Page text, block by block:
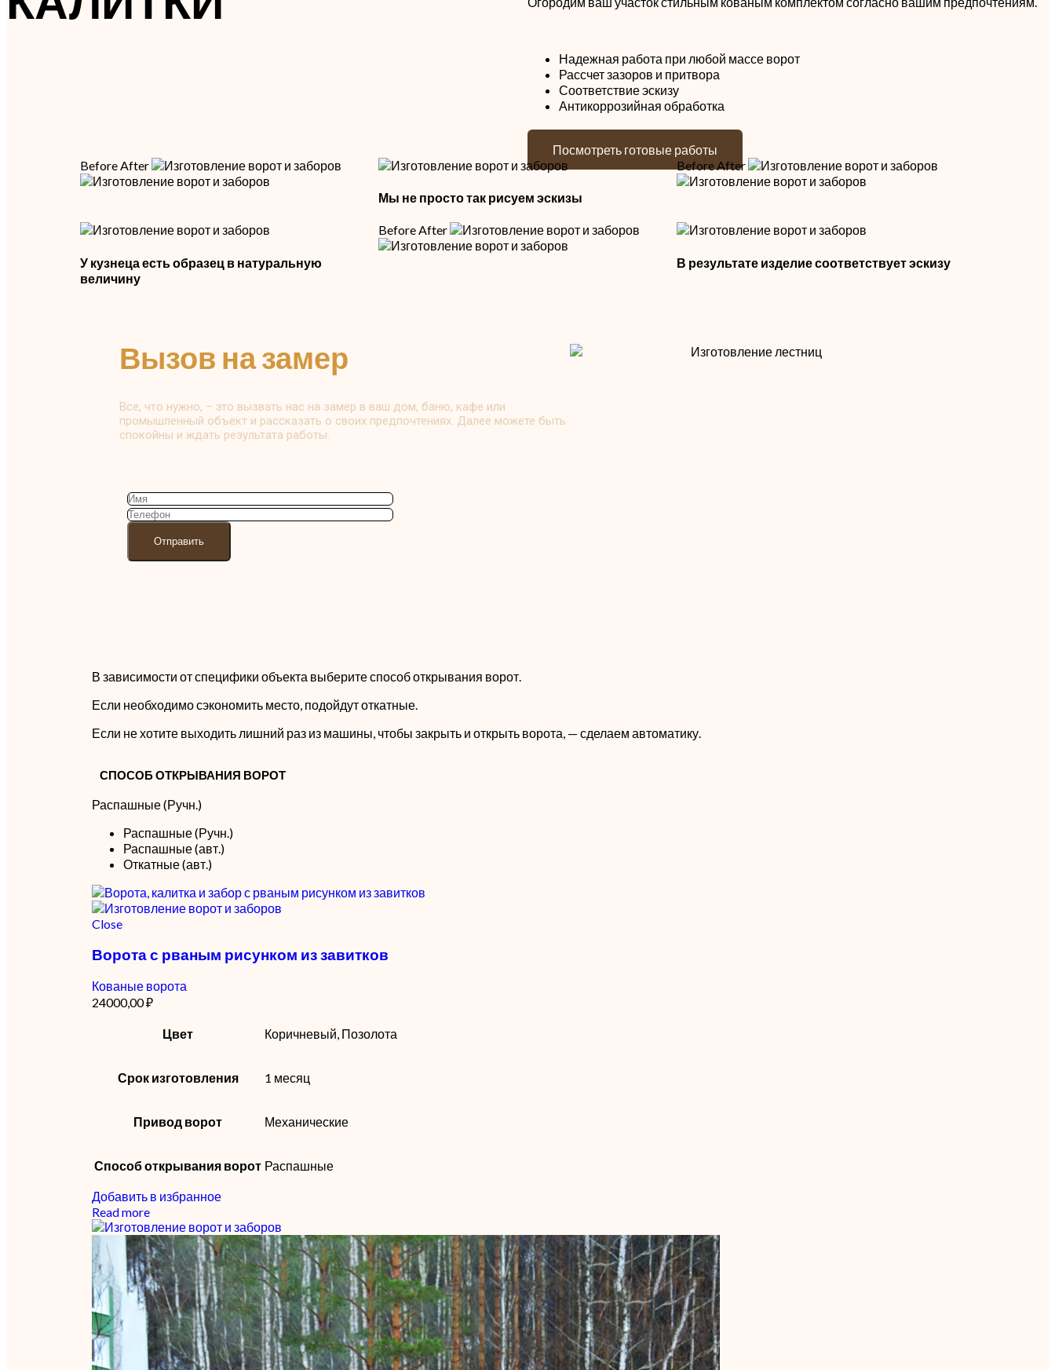
Надежная работа при любой массе ворот
Рассчет зазоров и притвора
Соответствие эскизу
Антикоррозийная обработка
Посмотреть готовые работы
BeforeAfter
Мы не просто так рисуем эскизы
BeforeAfter
У кузнеца есть образец в натуральную
величину
BeforeAfter
В результате изделие соответствует эскизу
Вызов на замер
Все, что нужно, – это вызвать нас на замер в ваш дом, баню, кафе или
промышленный объект и рассказать о своих предпочтениях. Далее можете быть
спокойны и ждать результата работы.
В зависимости от специфики объекта выберите способ открывания ворот.
Если необходимо сэкономить место, подойдут откатные.
Если не хотите выходить лишний раз из машины, чтобы закрыть и открыть ворота, — сделаем автоматику.
СПОСОБ ОТКРЫВАНИЯ ВОРОТ
Распашные (Ручн.)
Распашные (Ручн.)
Распашные (авт.)
Откатные (авт.)
Close
Ворота с рваным рисунком из завитков
Кованые ворота
24000,00₽
Цвет Коричневый, Позолота
Срок изготовления 1 месяц
Привод ворот Механические
Способ открывания ворот Распашные
Добавить в избранное
Read more